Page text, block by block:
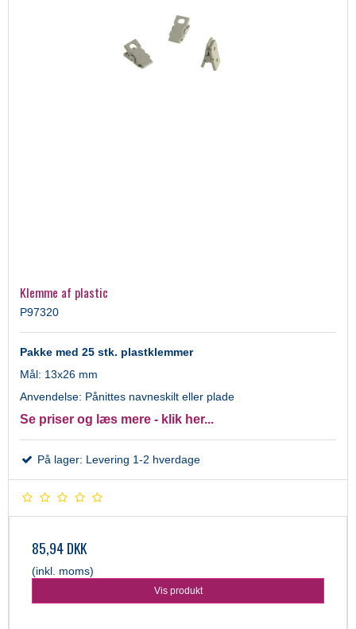
Klemme af plastic
P97320
Pakke med 25 stk. plastklemmer
Mål: 13x26 mm
Anvendelse: Pånittes navneskilt eller plade
Se priser og læs mere - klik her...
På lager: Levering 1-2 hverdage
85,94 DKK
(inkl. moms)
Vis produkt